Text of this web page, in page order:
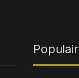
Populair